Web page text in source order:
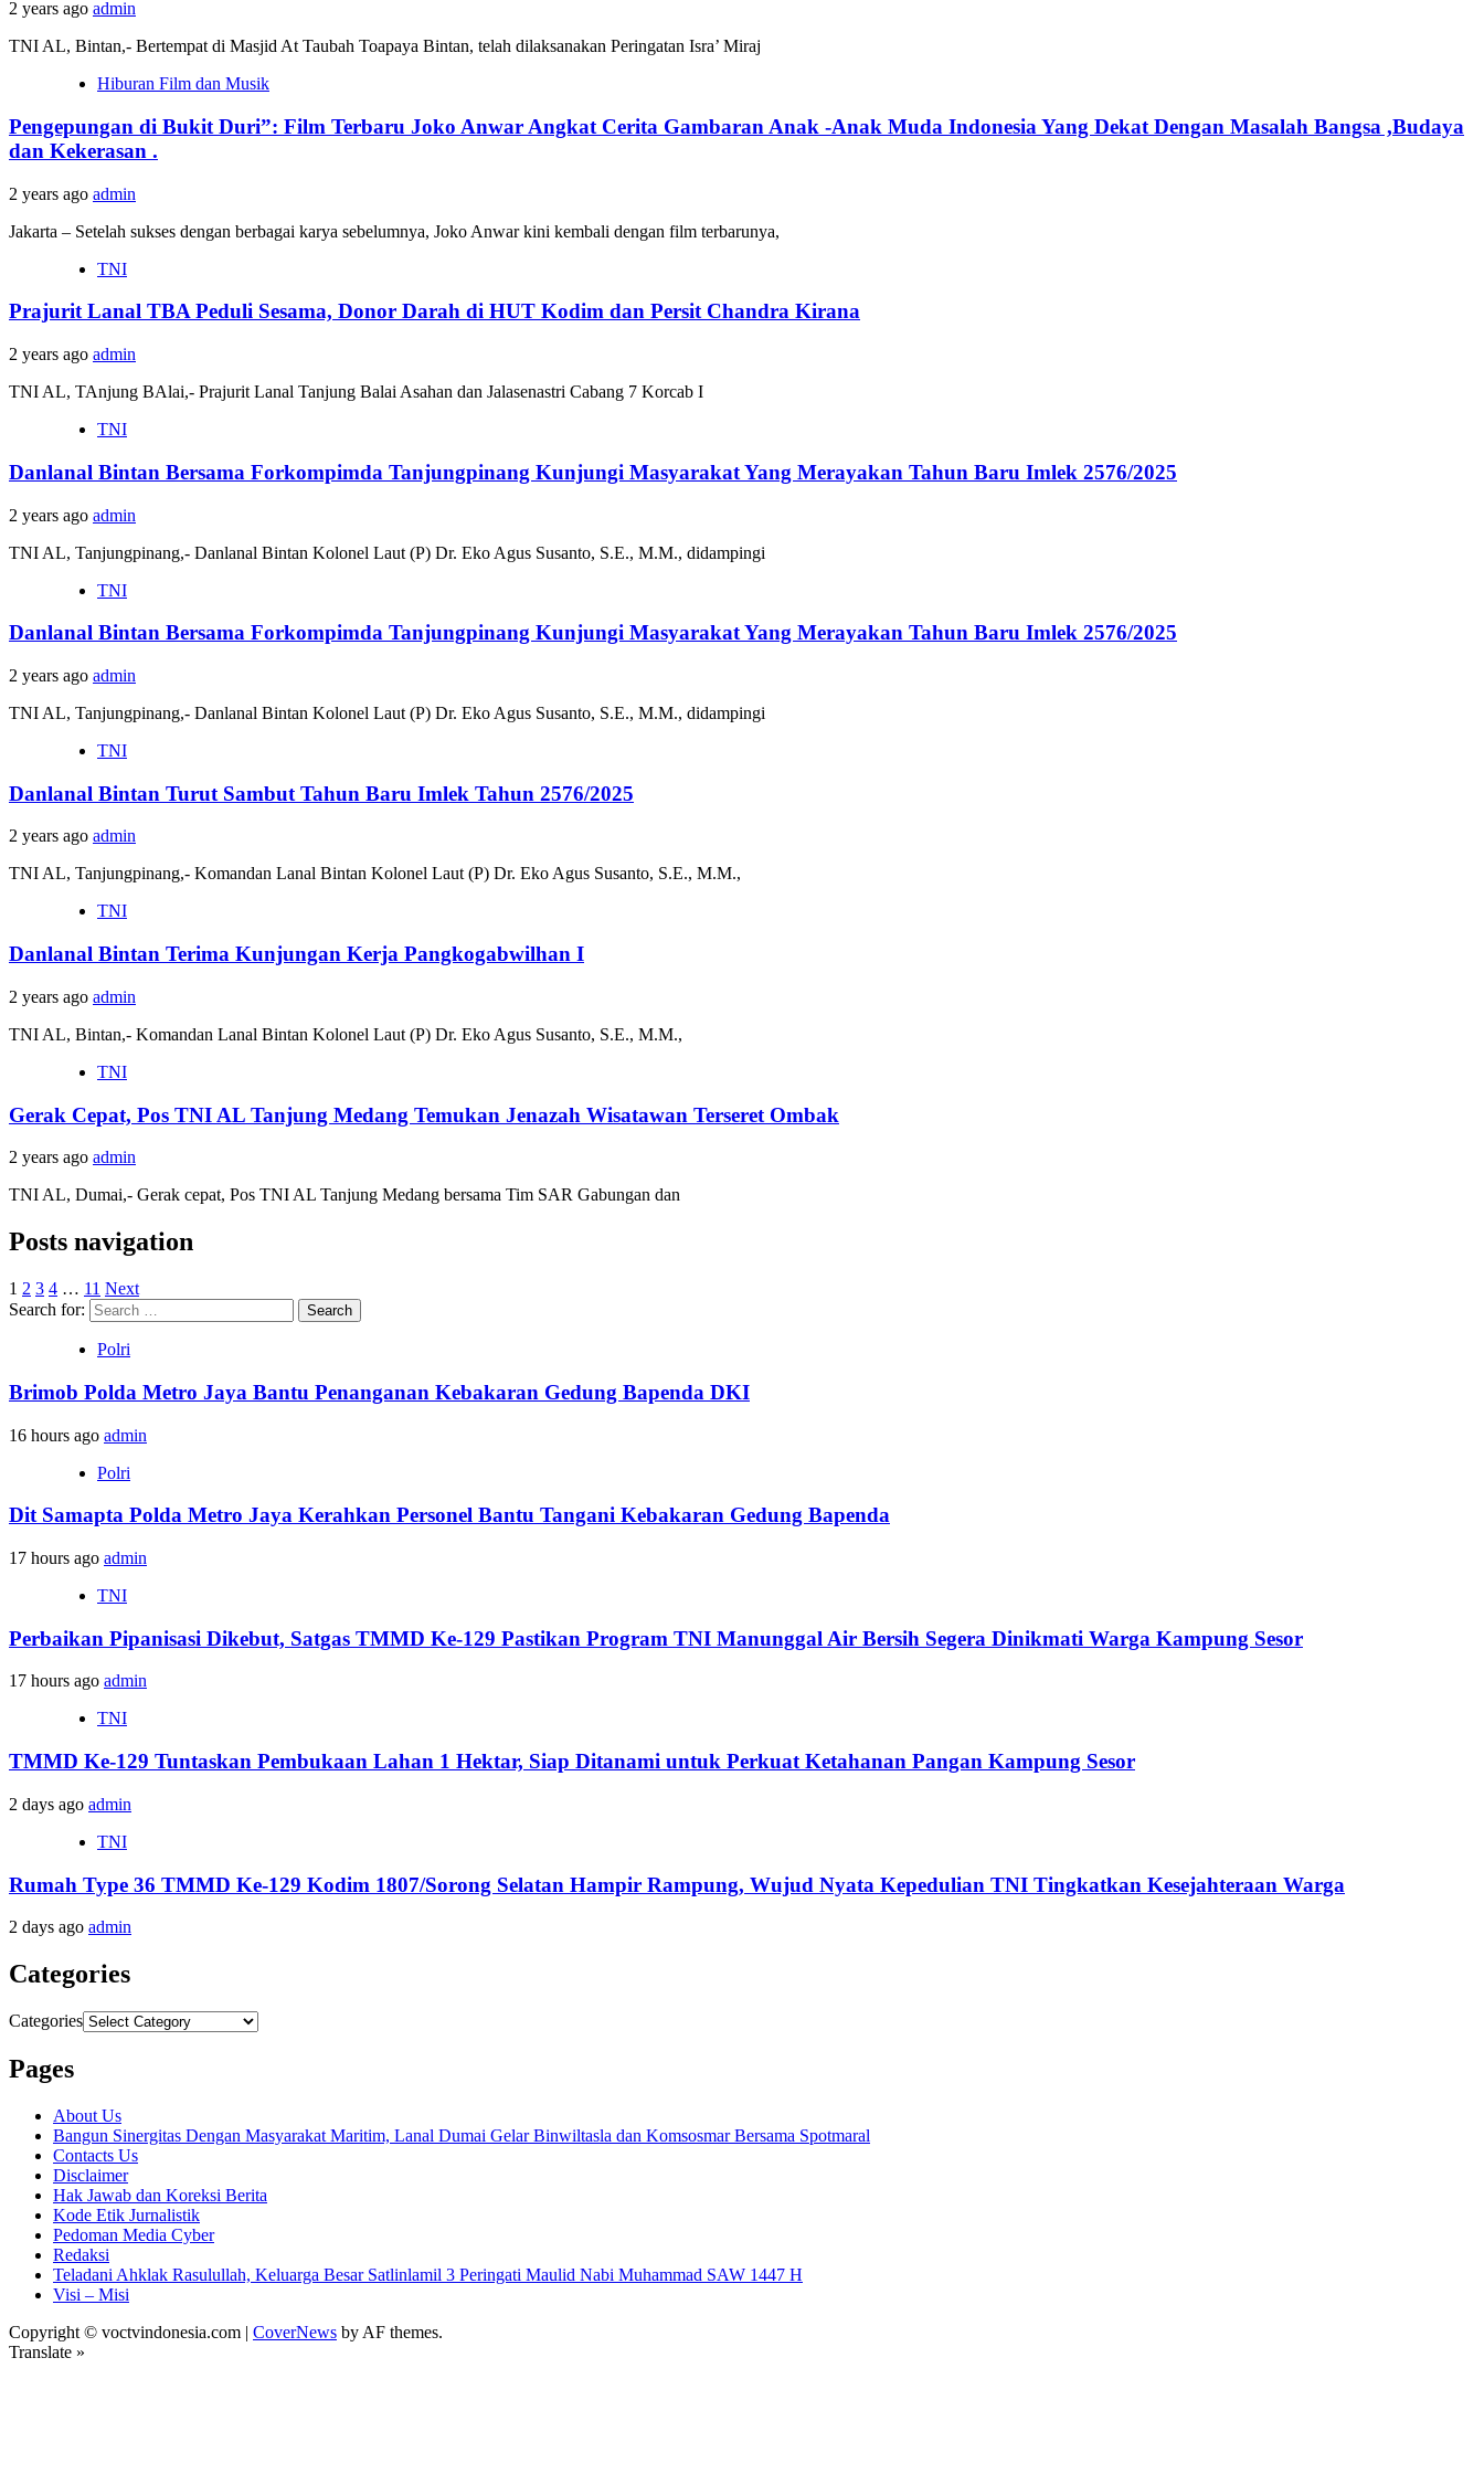
2 years ago admin
TNI AL, Bintan,- Bertempat di Masjid At Taubah Toapaya Bintan, telah dilaksanakan Peringatan Isra’ Miraj
Hiburan Film dan Musik
Pengepungan di Bukit Duri”: Film Terbaru Joko Anwar Angkat Cerita Gambaran Anak -Anak Muda Indonesia Yang Dekat Dengan Masalah Bangsa ,Budaya
dan Kekerasan .
2 years ago admin
Jakarta – Setelah sukses dengan berbagai karya sebelumnya, Joko Anwar kini kembali dengan film terbarunya,
TNI
Prajurit Lanal TBA Peduli Sesama, Donor Darah di HUT Kodim dan Persit Chandra Kirana
2 years ago admin
TNI AL, TAnjung BAlai,- Prajurit Lanal Tanjung Balai Asahan dan Jalasenastri Cabang 7 Korcab I
TNI
Danlanal Bintan Bersama Forkompimda Tanjungpinang Kunjungi Masyarakat Yang Merayakan Tahun Baru Imlek 2576/2025
2 years ago admin
TNI AL, Tanjungpinang,- Danlanal Bintan Kolonel Laut (P) Dr. Eko Agus Susanto, S.E., M.M., didampingi
TNI
Danlanal Bintan Bersama Forkompimda Tanjungpinang Kunjungi Masyarakat Yang Merayakan Tahun Baru Imlek 2576/2025
2 years ago admin
TNI AL, Tanjungpinang,- Danlanal Bintan Kolonel Laut (P) Dr. Eko Agus Susanto, S.E., M.M., didampingi
TNI
Danlanal Bintan Turut Sambut Tahun Baru Imlek Tahun 2576/2025
2 years ago admin
TNI AL, Tanjungpinang,- Komandan Lanal Bintan Kolonel Laut (P) Dr. Eko Agus Susanto, S.E., M.M.,
TNI
Danlanal Bintan Terima Kunjungan Kerja Pangkogabwilhan I
2 years ago admin
TNI AL, Bintan,- Komandan Lanal Bintan Kolonel Laut (P) Dr. Eko Agus Susanto, S.E., M.M.,
TNI
Gerak Cepat, Pos TNI AL Tanjung Medang Temukan Jenazah Wisatawan Terseret Ombak
2 years ago admin
TNI AL, Dumai,- Gerak cepat, Pos TNI AL Tanjung Medang bersama Tim SAR Gabungan dan
Posts navigation
1 2 3 4 … 11 Next
Search for:
Polri
Brimob Polda Metro Jaya Bantu Penanganan Kebakaran Gedung Bapenda DKI
16 hours ago admin
Polri
Dit Samapta Polda Metro Jaya Kerahkan Personel Bantu Tangani Kebakaran Gedung Bapenda
17 hours ago admin
TNI
Perbaikan Pipanisasi Dikebut, Satgas TMMD Ke-129 Pastikan Program TNI Manunggal Air Bersih Segera Dinikmati Warga Kampung Sesor
17 hours ago admin
TNI
TMMD Ke-129 Tuntaskan Pembukaan Lahan 1 Hektar, Siap Ditanami untuk Perkuat Ketahanan Pangan Kampung Sesor
2 days ago admin
TNI
Rumah Type 36 TMMD Ke-129 Kodim 1807/Sorong Selatan Hampir Rampung, Wujud Nyata Kepedulian TNI Tingkatkan Kesejahteraan Warga
2 days ago admin
Categories
Categories
Pages
About Us
Bangun Sinergitas Dengan Masyarakat Maritim, Lanal Dumai Gelar Binwiltasla dan Komsosmar Bersama Spotmaral
Contacts Us
Disclaimer
Hak Jawab dan Koreksi Berita
Kode Etik Jurnalistik
Pedoman Media Cyber
Redaksi
Teladani Ahklak Rasulullah, Keluarga Besar Satlinlamil 3 Peringati Maulid Nabi Muhammad SAW 1447 H
Visi – Misi
Copyright © voctvindonesia.com | CoverNews by AF themes.
Translate »